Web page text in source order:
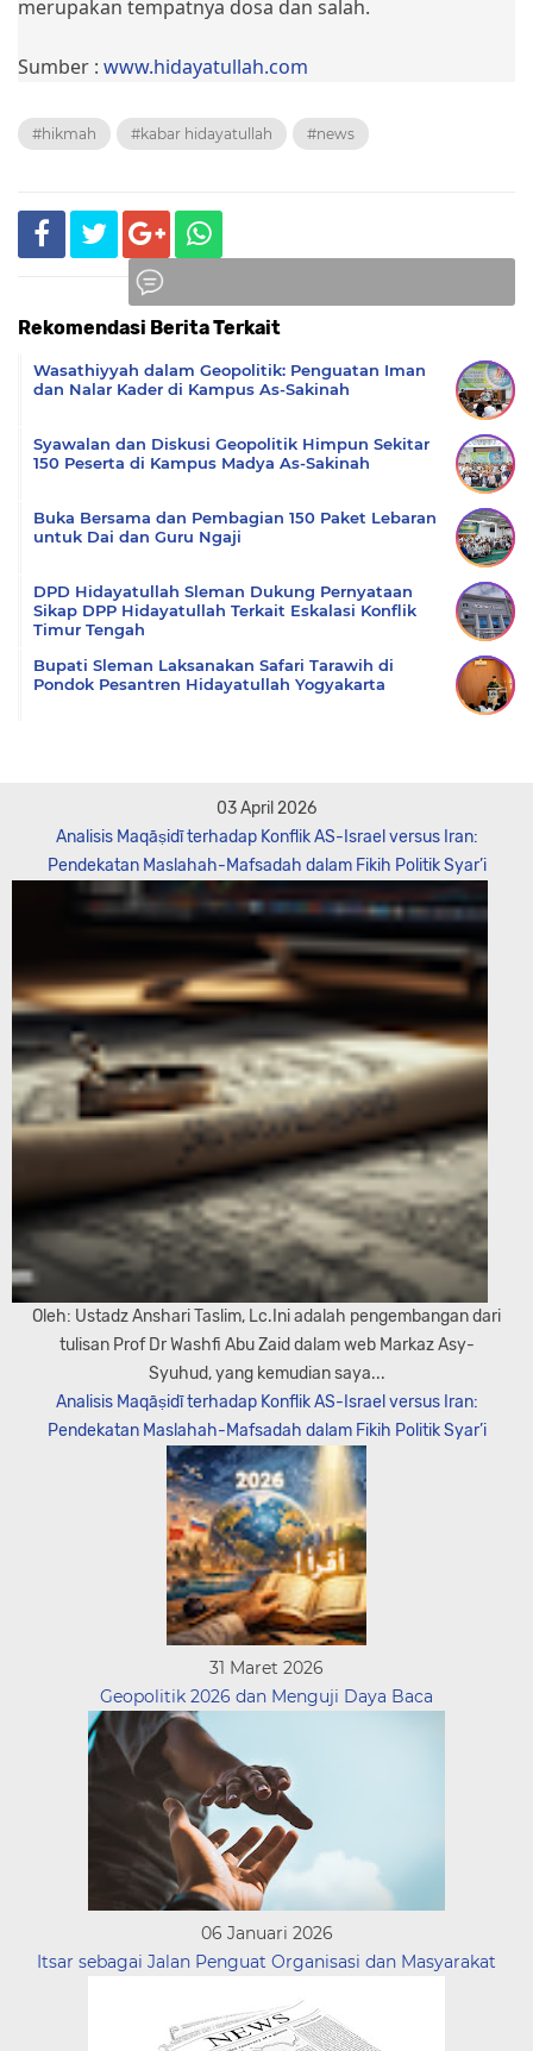
merupakan tempatnya dosa dan salah.
Sumber : www.hidayatullah.com
#hikmah #kabar hidayatullah #news
Rekomendasi Berita Terkait
Wasathiyyah dalam Geopolitik: Penguatan Iman
dan Nalar Kader di Kampus As-Sakinah
Syawalan dan Diskusi Geopolitik Himpun Sekitar
150 Peserta di Kampus Madya As-Sakinah
Buka Bersama dan Pembagian 150 Paket Lebaran
untuk Dai dan Guru Ngaji
DPD Hidayatullah Sleman Dukung Pernyataan
Sikap DPP Hidayatullah Terkait Eskalasi Konflik
Timur Tengah
Bupati Sleman Laksanakan Safari Tarawih di
Pondok Pesantren Hidayatullah Yogyakarta
03 April 2026
Analisis Maqāṣidī terhadap Konflik AS-Israel versus Iran:
Pendekatan Maslahah-Mafsadah dalam Fikih Politik Syar’i
Oleh: Ustadz Anshari Taslim, Lc.Ini adalah pengembangan dari
tulisan Prof Dr Washfi Abu Zaid dalam web Markaz Asy-
Syuhud, yang kemudian saya...
Analisis Maqāṣidī terhadap Konflik AS-Israel versus Iran:
Pendekatan Maslahah-Mafsadah dalam Fikih Politik Syar’i
31 Maret 2026
Geopolitik 2026 dan Menguji Daya Baca
06 Januari 2026
Itsar sebagai Jalan Penguat Organisasi dan Masyarakat